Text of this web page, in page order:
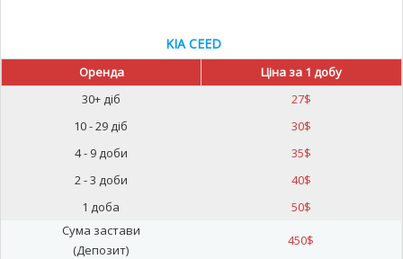
KIA CEED
Оренда
Ціна за 1 добу
30+ діб
27$
10 - 29 діб
30$
4 - 9 доби
35$
2 - 3 доби
40$
1 доба
50$
Сума застави
(Депозит)
450$